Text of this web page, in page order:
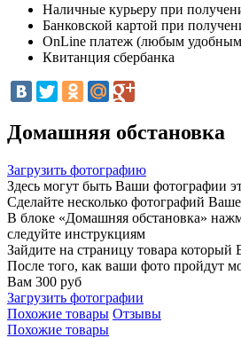
Наличные курьеру при
Банковской картой при
OnLine платеж (любым
Квитанция сбербанка
Домашняя обстановка
Загрузить фотографию
Здесь могут быть Ваши фотографии
Сделайте несколько фотографий
В блоке «Домашняя обстановка»
следуйте инструкциям
Зайдите на страницу товара
После того, как ваши фото пройдут
Вам 300 руб
Загрузить фотографии
Похожие товары Отзывы
Похожие товары